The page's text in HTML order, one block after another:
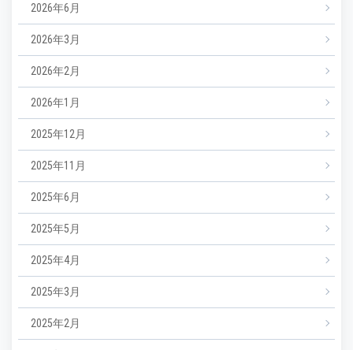
2026年6月
2026年3月
2026年2月
2026年1月
2025年12月
2025年11月
2025年6月
2025年5月
2025年4月
2025年3月
2025年2月